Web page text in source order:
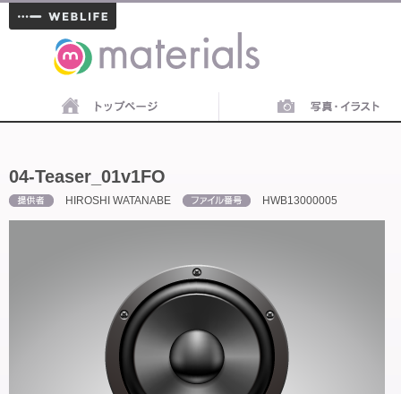
materials
04-Teaser_01v1FO
HIROSHI WATANABE HWB13000005